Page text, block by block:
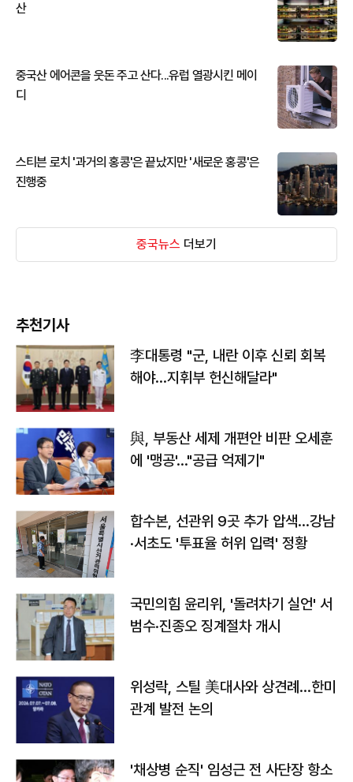
산
중국산 에어콘을 웃돈 주고 산다...유럽 열광시킨 메이
디
스티븐 로치 '과거의 홍콩'은 끝났지만 '새로운 홍콩'은
진행중
중국뉴스 더보기
추천기사
李대통령 "군, 내란 이후 신뢰 회복
해야…지휘부 헌신해달라"
與, 부동산 세제 개편안 비판 오세훈
에 '맹공'…"공급 억제기"
합수본, 선관위 9곳 추가 압색…강남
·서초도 '투표율 허위 입력' 정황
국민의힘 윤리위, '돌려차기 실언' 서
범수·진종오 징계절차 개시
위성락, 스틸 美대사와 상견례…한미
관계 발전 논의
'채상병 순직' 임성근 전 사단장 항소